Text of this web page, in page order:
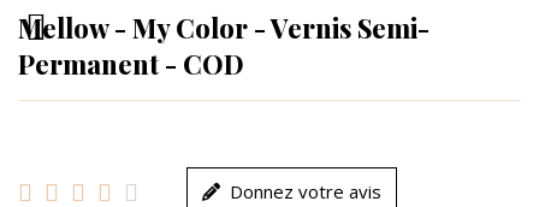
Mellow - My Color - Vernis Semi-
Permanent - COD
     Donnez votre avis